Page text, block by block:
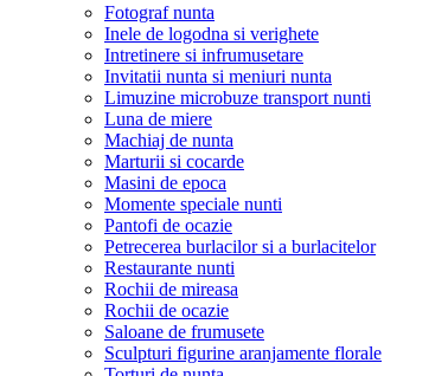
Fotograf nunta
Inele de logodna si verighete
Intretinere si infrumusetare
Invitatii nunta si meniuri nunta
Limuzine microbuze transport nunti
Luna de miere
Machiaj de nunta
Marturii si cocarde
Masini de epoca
Momente speciale nunti
Pantofi de ocazie
Petrecerea burlacilor si a burlacitelor
Restaurante nunti
Rochii de mireasa
Rochii de ocazie
Saloane de frumusete
Sculpturi figurine aranjamente florale